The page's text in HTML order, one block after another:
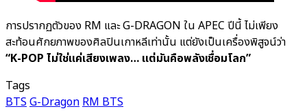
การปรากฏตัวของ RM และ G-DRAGON ใน APEC ปีนี้ ไม่เพียง
สะท้อนศักยภาพของศิลปินเกาหลีเท่านั้น แต่ยังเป็นเครื่องพิสูจน์ว่า
“K-POP ไม่ใช่แค่เสียงเพลง… แต่มันคือพลังเชื่อมโลก”
Tags
BTSG-DragonRM BTS